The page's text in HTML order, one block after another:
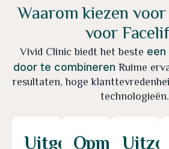
Waarom kiezen
voor
Vivid Clinic biedt het beste
door te combineren Ruime
resultaten, hoge
technologieën.